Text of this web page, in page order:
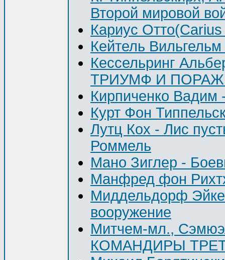
Второй мировой
Кариус
Кейтель
Кессельринг
ТРИУМФ И
Кирпиченко
Курт Фон
Лутц Кох - Лис
Роммель
Мано Зиглер -
Манфред фон
Миддельдорф Эйке
вооружение
Митчем-мл.,
КОМАНДИРЫ